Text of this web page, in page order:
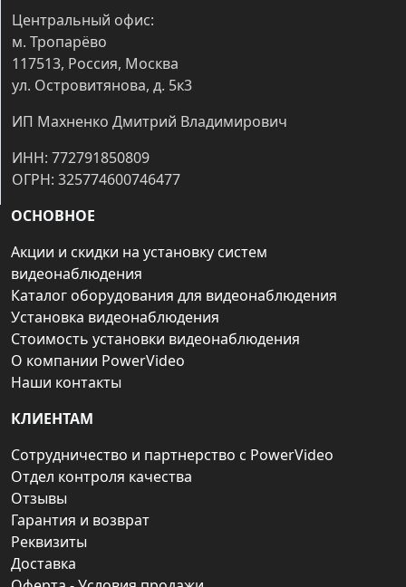
Центральный офис:
м. Тропарёво
117513, Россия, Москва
ул. Островитянова, д. 5к3
ИП Махненко Дмитрий Владимирович
ИНН: 772791850809
ОГРН: 325774600746477
ОСНОВНОЕ
Акции и скидки на установку систем
видеонаблюдения
Каталог оборудования для видеонаблюдения
Установка видеонаблюдения
Стоимость установки видеонаблюдения
О компании PowerVideo
Наши контакты
КЛИЕНТАМ
Сотрудничество и партнерство с PowerVideo
Отдел контроля качества
Отзывы
Гарантия и возврат
Реквизиты
Доставка